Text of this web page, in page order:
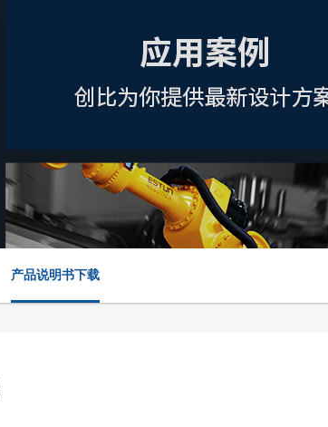
产品说明书下载